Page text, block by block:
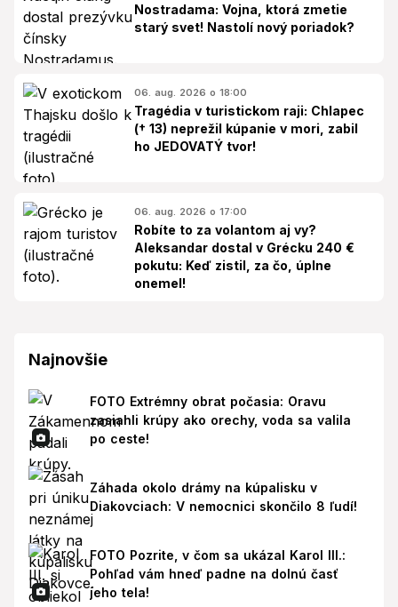
Nostradama: Vojna, ktorá zmetie
starý svet! Nastolí nový poriadok?
06. aug. 2026 o 18:00
Tragédia v turistickom raji: Chlapec
(† 13) neprežil kúpanie v mori, zabil
ho JEDOVATÝ tvor!
06. aug. 2026 o 17:00
Robíte to za volantom aj vy?
Aleksandar dostal v Grécku 240 €
pokutu: Keď zistil, za čo, úplne
onemel!
Najnovšie
FOTO Extrémny obrat počasia: Oravu
zasiahli krúpy ako orechy, voda sa valila
po ceste!
Záhada okolo drámy na kúpalisku v
Diakovciach: V nemocnici skončilo 8 ľudí!
FOTO Pozrite, v čom sa ukázal Karol III.:
Pohľad vám hneď padne na dolnú časť
jeho tela!